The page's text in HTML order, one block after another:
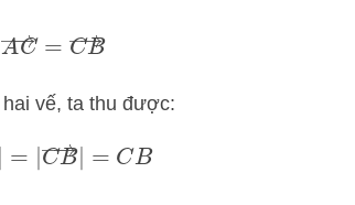
C→= CB→
vế, ta thu được:
|=|CB→| =CB